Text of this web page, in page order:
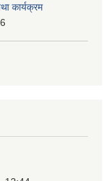
कार्यक्रम